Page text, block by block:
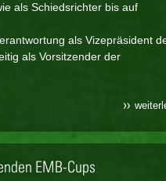
als Schiedsrichter bis auf
als Vizepräsident
als Vorsitzender der
EMB-Cups